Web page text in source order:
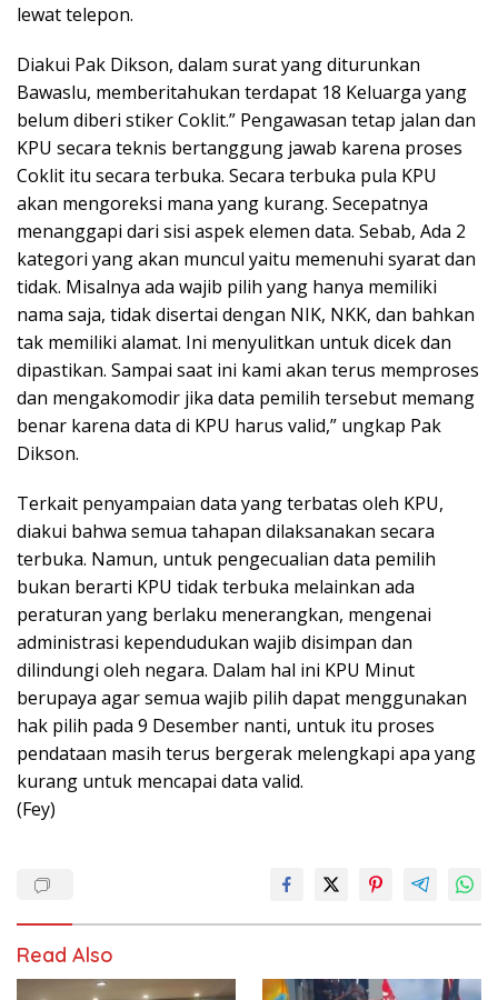
lewat telepon.
Diakui Pak Dikson, dalam surat yang diturunkan
Bawaslu, memberitahukan terdapat 18 Keluarga yang
belum diberi stiker Coklit.” Pengawasan tetap jalan dan
KPU secara teknis bertanggung jawab karena proses
Coklit itu secara terbuka. Secara terbuka pula KPU
akan mengoreksi mana yang kurang. Secepatnya
menanggapi dari sisi aspek elemen data. Sebab, Ada 2
kategori yang akan muncul yaitu memenuhi syarat dan
tidak. Misalnya ada wajib pilih yang hanya memiliki
nama saja, tidak disertai dengan NIK, NKK, dan bahkan
tak memiliki alamat. Ini menyulitkan untuk dicek dan
dipastikan. Sampai saat ini kami akan terus memproses
dan mengakomodir jika data pemilih tersebut memang
benar karena data di KPU harus valid,” ungkap Pak
Dikson.
Terkait penyampaian data yang terbatas oleh KPU,
diakui bahwa semua tahapan dilaksanakan secara
terbuka. Namun, untuk pengecualian data pemilih
bukan berarti KPU tidak terbuka melainkan ada
peraturan yang berlaku menerangkan, mengenai
administrasi kependudukan wajib disimpan dan
dilindungi oleh negara. Dalam hal ini KPU Minut
berupaya agar semua wajib pilih dapat menggunakan
hak pilih pada 9 Desember nanti, untuk itu proses
pendataan masih terus bergerak melengkapi apa yang
kurang untuk mencapai data valid.
(Fey)
Read Also